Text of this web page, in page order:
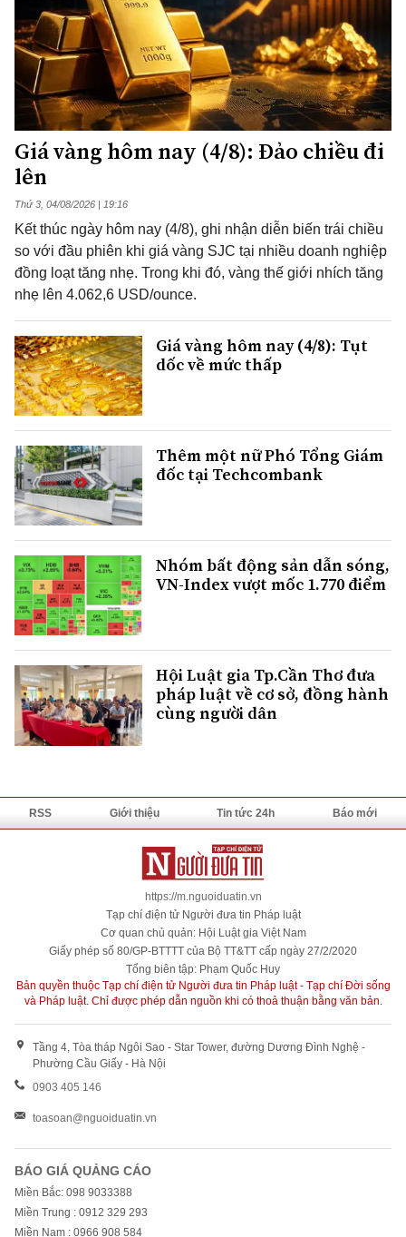
Giá vàng hôm nay (4/8): Đảo chiều đi
lên
Thứ 3, 04/08/2026 | 19:16
Kết thúc ngày hôm nay (4/8), ghi nhận diễn biến trái chiều
so với đầu phiên khi giá vàng SJC tại nhiều doanh nghiệp
đồng loạt tăng nhẹ. Trong khi đó, vàng thế giới nhích tăng
nhẹ lên 4.062,6 USD/ounce.
Giá vàng hôm nay (4/8): Tụt
dốc về mức thấp
Thêm một nữ Phó Tổng Giám
đốc tại Techcombank
Nhóm bất động sản dẫn sóng,
VN-Index vượt mốc 1.770 điểm
Hội Luật gia Tp.Cần Thơ đưa
pháp luật về cơ sở, đồng hành
cùng người dân
RSS Giới thiệu Tin tức 24h Báo mới
https://m.nguoiduatin.vn
Tạp chí điện tử Người đưa tin Pháp luật
Cơ quan chủ quản: Hội Luật gia Việt Nam
Giấy phép số 80/GP-BTTTT của Bộ TT&TT cấp ngày 27/2/2020
Tổng biên tập: Phạm Quốc Huy
Bản quyền thuộc Tạp chí điện tử Người đưa tin Pháp luật - Tạp chí Đời sống
và Pháp luật. Chỉ được phép dẫn nguồn khi có thoả thuận bằng văn bản.
Tầng 4, Tòa tháp Ngôi Sao - Star Tower, đường Dương Đình Nghệ -
Phường Cầu Giấy - Hà Nội
0903 405 146
toasoan@nguoiduatin.vn
BÁO GIÁ QUẢNG CÁO
Miền Bắc: 098 9033388
Miền Trung : 0912 329 293
Miền Nam : 0966 908 584